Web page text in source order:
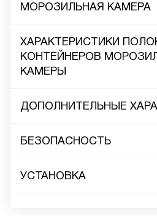
МОРОЗИЛЬНАЯ КАМЕРА
ХАРАКТЕРИСТИКИ
КОНТЕЙНЕРОВ
КАМЕРЫ
ДОПОЛНИТЕЛЬНЫЕ
БЕЗОПАСНОСТЬ
УСТАНОВКА